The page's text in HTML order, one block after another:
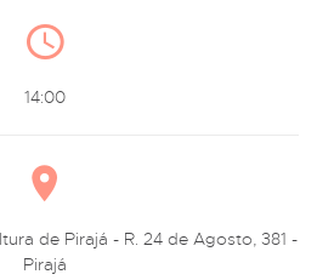
14:00
de Pirajá - R. 24 de Agosto, 381 -
Pirajá